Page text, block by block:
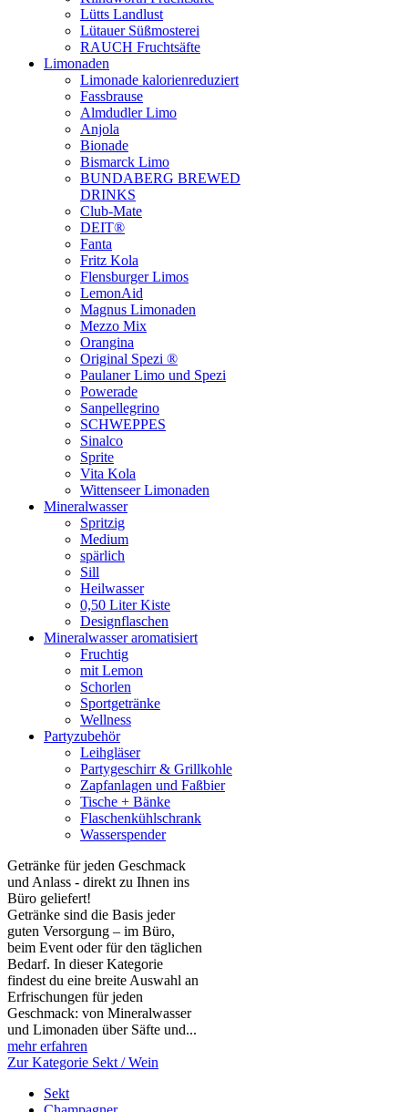
Lütts Landlust
Lütauer Süßmosterei
RAUCH Fruchtsäfte
Limonaden
Limonade kalorienreduziert
Fassbrause
Almdudler Limo
Anjola
Bionade
Bismarck Limo
BUNDABERG BREWED
DRINKS
Club-Mate
DEIT®
Fanta
Fritz Kola
Flensburger Limos
LemonAid
Magnus Limonaden
Mezzo Mix
Orangina
Original Spezi ®
Paulaner Limo und Spezi
Powerade
Sanpellegrino
SCHWEPPES
Sinalco
Sprite
Vita Kola
Wittenseer Limonaden
Mineralwasser
Spritzig
Medium
spärlich
Sill
Heilwasser
0,50 Liter Kiste
Designflaschen
Mineralwasser aromatisiert
Fruchtig
mit Lemon
Schorlen
Sportgetränke
Wellness
Partyzubehör
Leihgläser
Partygeschirr & Grillkohle
Zapfanlagen und Faßbier
Tische + Bänke
Flaschenkühlschrank
Wasserspender
Getränke für jeden Geschmack
und Anlass - direkt zu Ihnen ins
Büro geliefert!
Getränke sind die Basis jeder
guten Versorgung – im Büro,
beim Event oder für den täglichen
Bedarf. In dieser Kategorie
findest du eine breite Auswahl an
Erfrischungen für jeden
Geschmack: von Mineralwasser
und Limonaden über Säfte und...
mehr erfahren
Zur Kategorie Sekt / Wein
Sekt